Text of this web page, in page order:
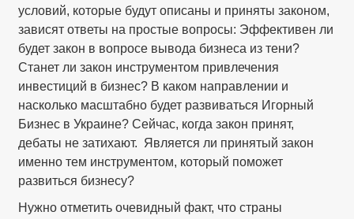
условий, которые будут описаны и приняты законом,
зависят ответы на простые вопросы: Эффективен ли
будет закон в вопросе вывода бизнеса из тени?
Станет ли закон инструментом привлечения
инвестиций в бизнес? В каком направлении и
насколько масштабно будет развиваться Игорный
Бизнес в Украине? Сейчас, когда закон принят,
дебаты не затихают. Является ли принятый закон
именно тем инструментом, который поможет
развиться бизнесу?
Нужно отметить очевидный факт, что страны